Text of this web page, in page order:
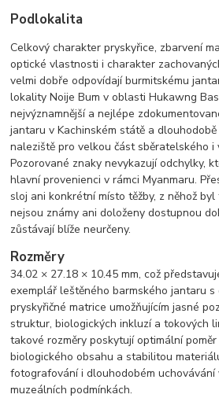
Podlokalita
Celkový charakter pryskyřice, zbarvení
optické vlastnosti i charakter
velmi dobře odpovídají burmitskému
lokality Noije Bum v oblasti Hukawng
nejvýznamnější a nejlépe
jantaru v Kachinském státě a
naleziště pro velkou část sběratelského i
Pozorované znaky nevykazují odchylky,
hlavní provenienci v rámci Myanmaru.
sloj ani konkrétní místo těžby, z něhož
nejsou známy ani doloženy dostupnou
zůstávají blíže neurčeny.
Rozměry
34.02 × 27.18 × 10.45 mm, což
exemplář leštěného barmského jantaru s
pryskyřičné matrice umožňujícím jasné
struktur, biologických inkluzí a tokových
takové rozměry poskytují optimální
biologického obsahu a stabilitou
fotografování i dlouhodobém uchovávání
muzeálních podmínkách.